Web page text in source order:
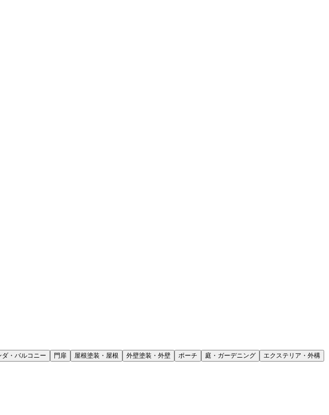
ダ・バルコニー 門扉 屋根塗装・屋根 外壁塗装・外壁 ポーチ 庭・ガーデニング エクステリア・外構